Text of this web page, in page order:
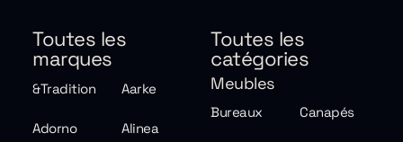
Toutes les
marques
&Tradition Aarke
Adorno Alinea
Toutes les
catégories
Meubles
Bureaux Canapés